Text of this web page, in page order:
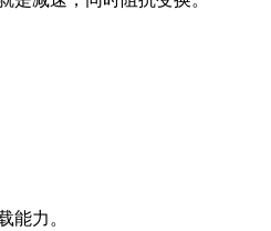
能力。